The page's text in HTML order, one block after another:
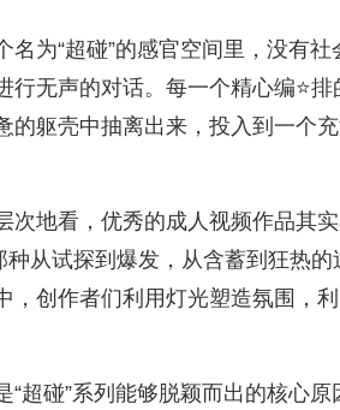
名为“超碰”的感官空间里，没有
行无声的对话。每一个精心编⭐
的躯壳中抽离出来，投入到一个
次地看，优秀的成人视频作品其
种从试探到爆发，从含蓄到狂热
，创作者们利用灯光塑造氛围，
“超碰”系列能够脱颖而出的核心